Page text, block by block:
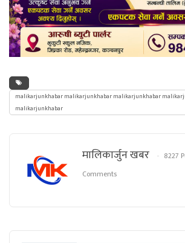
malikarjunkhabar malikarjunkhabar malikarjunkhabar
malikarjunkhabar
मालिकार्जुन खबर 8227
Comments